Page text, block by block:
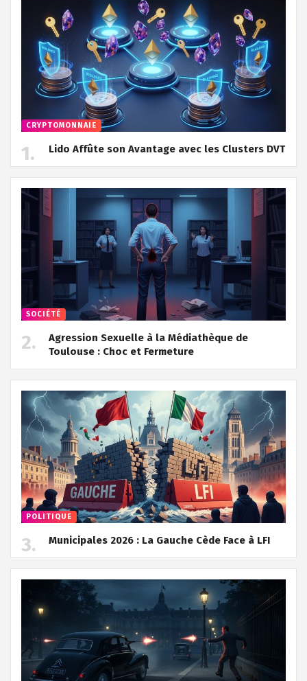
CRYPTOMONNAIE
Lido Affûte son Avantage avec les Clusters DVT
SOCIÉTÉ
Agression Sexuelle à la Médiathèque de
Toulouse : Choc et Fermeture
POLITIQUE
Municipales 2026 : La Gauche Cède Face à LFI